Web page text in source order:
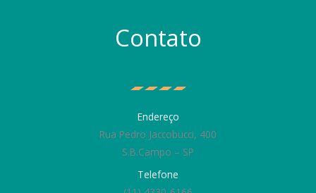
Contato
Endereço
Rua Pedro Jaccobucci, 400
S.B.Campo – SP
Telefone